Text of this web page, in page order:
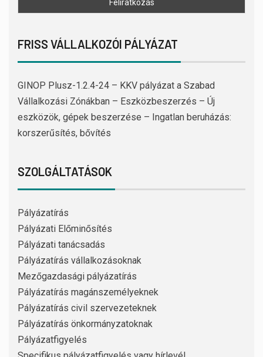
FRISS VÁLLALKOZÓI PÁLYÁZAT
GINOP Plusz-1.2.4-24 – KKV pályázat a Szabad
Vállalkozási Zónákban – Eszközbeszerzés – Új
eszközök, gépek beszerzése – Ingatlan beruházás:
korszerűsítés, bővítés
SZOLGÁLTATÁSOK
Pályázatírás
Pályázati Előminősítés
Pályázati tanácsadás
Pályázatírás vállalkozásoknak
Mezőgazdasági pályázatírás
Pályázatírás magánszemélyeknek
Pályázatírás civil szervezeteknek
Pályázatírás önkormányzatoknak
Pályázatfigyelés